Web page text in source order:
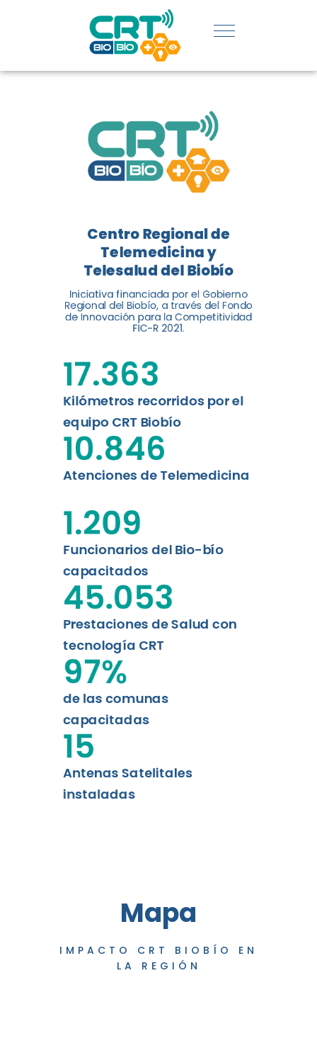
REGIÓN:
CONOCE
LOGROS
DE CRT
BIOBÍO
El Centro Regional de
Telemedicina y Telesalud del
Biobío presenta el balance de
tres años acercando la salud
digital a los habitantes...
Leer más
Centro Regional de
Telemedicina y
Telesalud del Biobío
Iniciativa financiada por el Gobierno
Regional del Biobío, a través del Fondo
de Innovación para la Competitividad
FIC-R 2021.
Kilómetros recorridos por el
equipo CRT Biobío
17.363
Atenciones de Telemedicina
10.846
Funcionarios del Bio-bío
capacitados
1.209
Prestaciones de Salud con
tecnología CRT
45.053
de las comunas
capacitadas
97%
Antenas Satelitales
instaladas
15
Mapa
IMPACTO CRT BIOBÍO EN
LA REGIÓN